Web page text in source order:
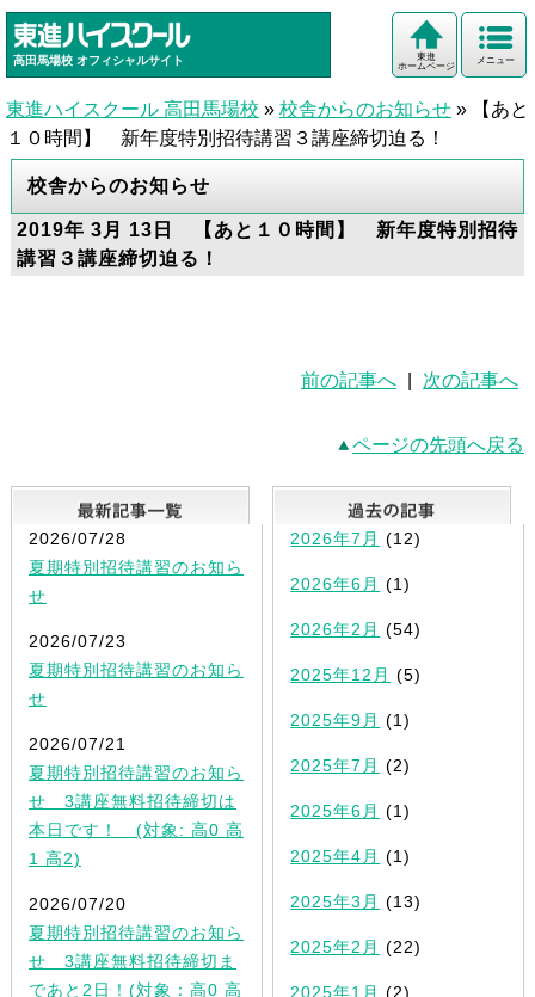
高田馬場校 オフィシャルサイト メニュー
東進
ホームページ
東進ハイスクール 高田馬場校 » 校舎からのお知らせ »
【あと
１０時間】 新年度特別招待講習３講座締切迫る！
校舎からのお知らせ
2019年 3月 13日 【あと１０時間】 新年度特別招待
講習３講座締切迫る！
前の記事へ 次の記事へ
ページの先頭へ戻る
最新記事一覧
2026/07/28
夏期特別招待講習のお知ら
せ
2026/07/23
夏期特別招待講習のお知ら
せ
2026/07/21
夏期特別招待講習のお知ら
せ 3講座無料招待締切は
本日です！ (対象: 高0 高
1 高2)
2026/07/20
夏期特別招待講習のお知ら
せ 3講座無料招待締切ま
であと2日！(対象：高0 高
2026年7月 (12)
2026年6月 (1)
2026年2月 (54)
2025年12月 (5)
2025年9月 (1)
2025年7月 (2)
2025年6月 (1)
2025年4月 (1)
2025年3月 (13)
2025年2月 (22)
2025年1月 (2)